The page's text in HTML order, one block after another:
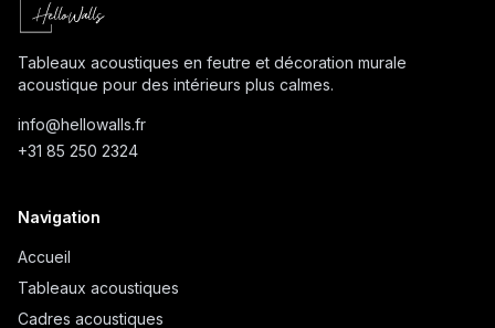
Tableaux acoustiques en feutre et décoration murale
acoustique pour des intérieurs plus calmes.
info@hellowalls.fr
+31 85 250 2324
Navigation
Accueil
Tableaux acoustiques
Cadres acoustiques